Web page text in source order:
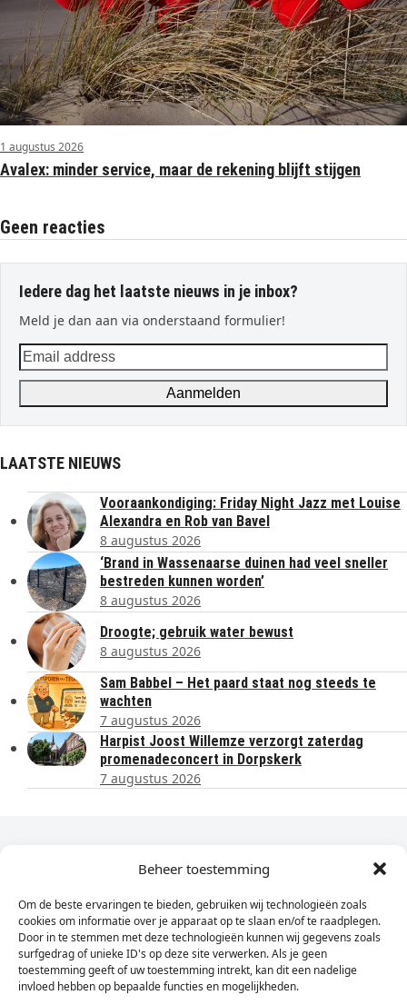
Beheer toestemming
Om de beste ervaringen te bieden, gebruiken wij technologieën zoals
cookies om informatie over je apparaat op te slaan en/of te raadplegen.
Door in te stemmen met deze technologieën kunnen wij gegevens zoals
surfgedrag of unieke ID's op deze site verwerken. Als je geen
toestemming geeft of uw toestemming intrekt, kan dit een nadelige
invloed hebben op bepaalde functies en mogelijkheden.
1 augustus 2026
Avalex: minder service, maar de rekening blijft stijgen
Geen reacties
Iedere dag het laatste nieuws in je inbox?
Meld je dan aan via onderstaand formulier!
Email
address
Aanmelden
LAATSTE NIEUWS
Vooraankondiging: Friday Night Jazz met Louise
Alexandra en Rob van Bavel
8 augustus 2026
‘Brand in Wassenaarse duinen had veel sneller
bestreden kunnen worden’
8 augustus 2026
Droogte; gebruik water bewust
8 augustus 2026
Sam Babbel – Het paard staat nog steeds te
wachten
7 augustus 2026
Harpist Joost Willemze verzorgt zaterdag
promenadeconcert in Dorpskerk
7 augustus 2026
Dagelijks het laatste nieuws in je e-mail?
Vul
hier
je
e-
mailadres
Sign Up